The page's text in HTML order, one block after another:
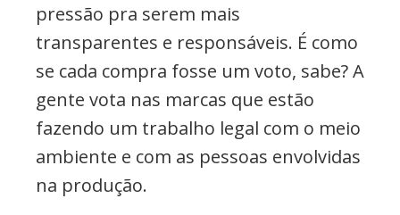
pressão pra serem mais
transparentes e responsáveis. É como
se cada compra fosse um voto, sabe? A
gente vota nas marcas que estão
fazendo um trabalho legal com o meio
ambiente e com as pessoas envolvidas
na produção.